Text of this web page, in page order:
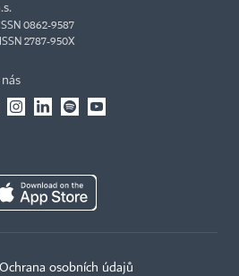
0862-9587
2787-950X
Ochrana osobních údajů